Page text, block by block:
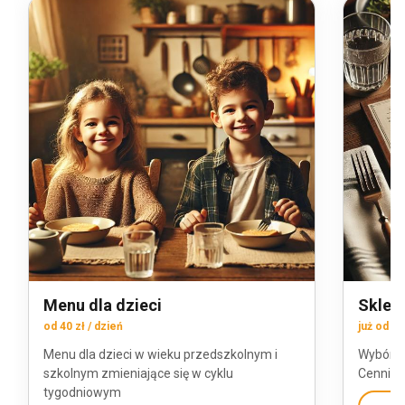
Menu dla dzieci
od 40 zł / dzień
Menu dla dzieci w wieku przedszkolnym i
szkolnym zmieniające się w cyklu
tygodniowym
Sklep
już od 8
Wybór
Cennik